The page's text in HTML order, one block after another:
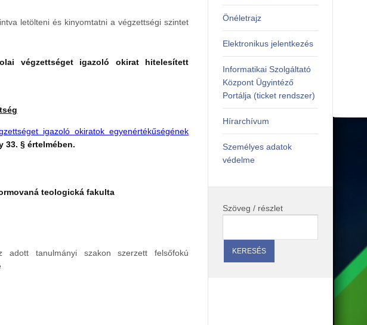
letölteni és kinyomtatni a végzettségi szintet
végzettséget igazoló okirat hitelesített
igazoló okiratok egyenértékűségének
33. § értelmében.
teologická fakulta
tanulmányi szakon szerzett felsőfokú
Önéletrajz
Elektronikus jelentkezés
Informatikai Szolgáltató
Központ Ügyintéző
Portálja (ticket rendszer)
Hírarchívum
Személyes adatok
védelme
Szöveg / részlet